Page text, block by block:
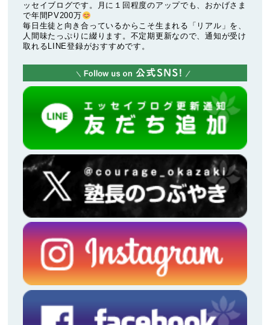
ッセイブログです。月に１回程度のアップでも、おかげさま
で年間PV200万
毎日生徒と向き合っているからこそ生まれる「リアル」を、
人間味たっぷりに綴ります。不定期更新なので、通知が受け
取れるLINE登録がおすすめです。